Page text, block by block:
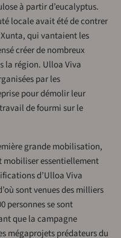
à partir d’eucalyptus.
locale avait été de contrer
qui vantaient les
créer de nombreux
la région. Ulloa Viva
par les
pour démolir leur
de fourmi sur le
grande mobilisation,
mobiliser essentiellement
d’Ulloa Viva
sont venues des milliers
personnes se sont
que la campagne
mégaprojets prédateurs du